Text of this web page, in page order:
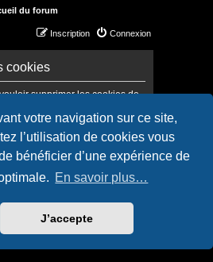
votre navigation sur ce site,
l’utilisation de cookies vous
bénéficier d’une expérience de
En savoir plus…
J’accepte
du forum
Connexion
Inscription
cookies
supprimer les cookies de